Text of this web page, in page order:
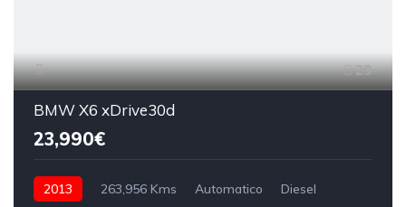
29
BMW X6 xDrive30d
23,990€
2013 263,956 Kms Automatico Diesel